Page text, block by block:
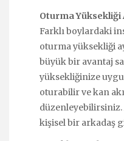
Oturma
Farklı boylardaki
oturma yüksekliği
büyük bir avantaj
yüksekliğinize
oturabilir ve kan
düzenleyebilirsiniz.
kişisel bir arkadaş